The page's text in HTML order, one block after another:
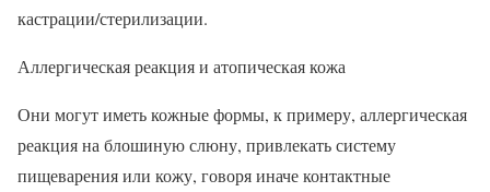
кастрации/стерилизации.
Аллергическая реакция и атопическая кожа
Они могут иметь кожные формы, к примеру, аллергическая
реакция на блошиную слюну, привлекать систему
пищеварения или кожу, говоря иначе контактные